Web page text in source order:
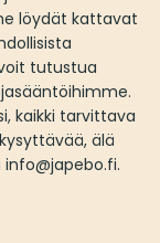
löydät kattavat
tutustua
kaikki tarvittava
älä
info@japebo.fi.